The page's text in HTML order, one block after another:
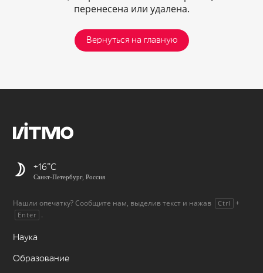
перенесена или удалена.
Вернуться на главную
+16
Санкт-Петербург, Россия
Нашли опечатку? Сообщите нам, выделив текст и нажав Ctrl +
Enter .
Наука
Образование